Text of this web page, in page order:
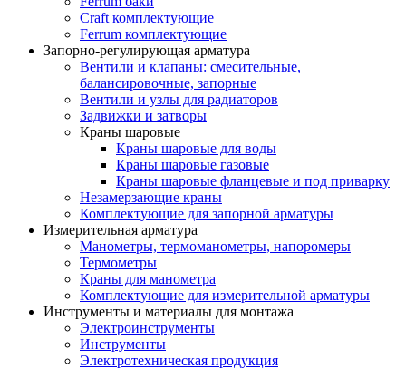
Craft комплектующие
Ferrum комплектующие
Запорно-регулирующая арматура
Вентили и клапаны: смесительные,
балансировочные, запорные
Вентили и узлы для радиаторов
Задвижки и затворы
Краны шаровые
Краны шаровые для воды
Краны шаровые газовые
Краны шаровые фланцевые и под приварку
Незамерзающие краны
Комплектующие для запорной арматуры
Измерительная арматура
Манометры, термоманометры, напоромеры
Термометры
Краны для манометра
Комплектующие для измерительной арматуры
Инструменты и материалы для монтажа
Электроинструменты
Инструменты
Электротехническая продукция